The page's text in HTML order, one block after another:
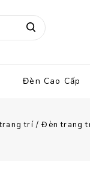
Đèn Cao Cấp
trí/Đèn trang